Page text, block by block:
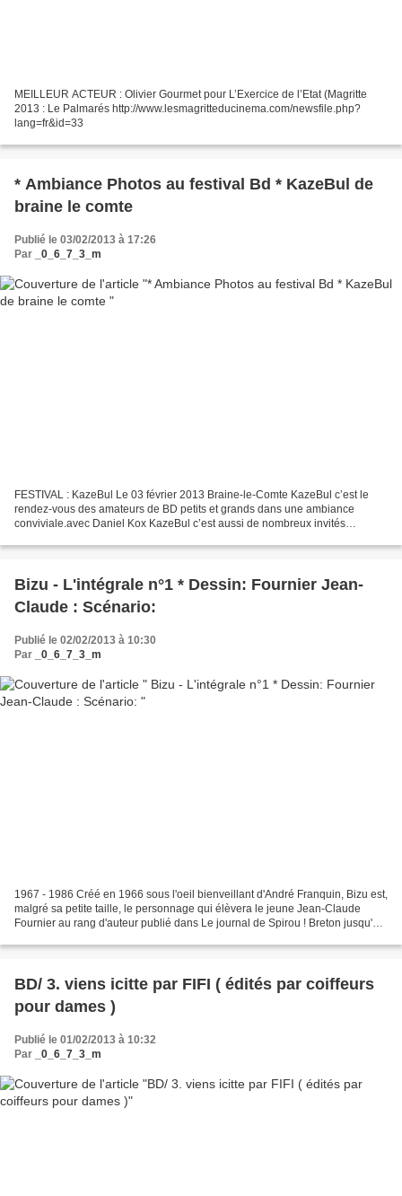
MEILLEUR ACTEUR : Olivier Gourmet pour L’Exercice de l’Etat (Magritte
2013 : Le Palmarés http://www.lesmagritteducinema.com/newsfile.php?
lang=fr&id=33
* Ambiance Photos au festival Bd * KazeBul de
braine le comte
Publié le 03/02/2013 à 17:26
Par
_0_6_7_3_m
FESTIVAL : KazeBul Le 03 février 2013 Braine-le-Comte KazeBul c’est le
rendez-vous des amateurs de BD petits et grands dans une ambiance
conviviale.avec Daniel Kox KazeBul c’est aussi de nombreux invités
Bizu - L'intégrale n°1 * Dessin: Fournier Jean-
Claude : Scénario:
Publié le 02/02/2013 à 10:30
Par
_0_6_7_3_m
1967 - 1986 Créé en 1966 sous l'oeil bienveillant d'André Franquin, Bizu est,
malgré sa petite taille, le personnage qui élèvera le jeune Jean-Claude
Fournier au rang d'auteur publié dans Le journal de Spirou ! Breton jusqu'au
BD/ 3. viens icitte par FIFI ( édités par coiffeurs
pour dames )
Publié le 01/02/2013 à 10:32
Par
_0_6_7_3_m